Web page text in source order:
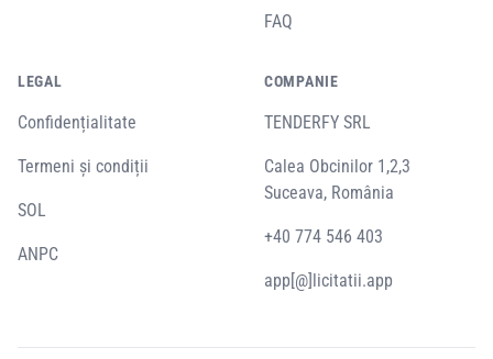
FAQ
LEGAL
Confidențialitate
Termeni și condiții
SOL
ANPC
COMPANIE
TENDERFY SRL
Calea Obcinilor 1,2,3
Suceava, România
+40 774 546 403
app[@]licitatii.app